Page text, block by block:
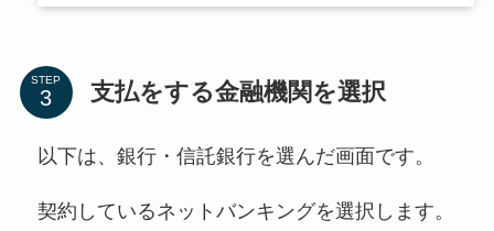
STEP 支払をする金融機関を選択
以下は、銀行・信託銀行を選んだ画面です。
契約しているネットバンキングを選択します。